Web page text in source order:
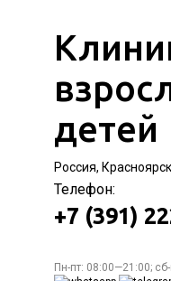
детей
Россия,
Телефон:
+7 (391)
Пн-пт: 08:00—21:00;